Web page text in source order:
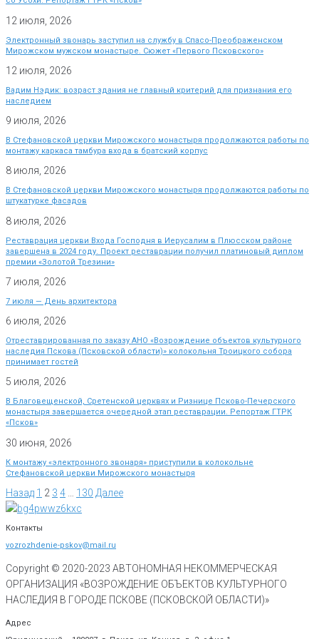
12 июля, 2026
Электронный звонарь заступил на службу в Спасо-Преображенском
Мирожском мужском монастыре. Сюжет «Первого Псковского»
12 июля, 2026
Вадим Нэдик: возраст здания не главный критерий для признания его
наследием
9 июля, 2026
В Стефановской церкви Мирожского монастыря продолжаются работы по
монтажу каркаса тамбура входа в братский корпус
8 июля, 2026
В Стефановской церкви Мирожского монастыря продолжаются работы по
штукатурке фасадов
8 июля, 2026
Реставрация церкви Входа Господня в Иерусалим в Плюсском районе
завершена в 2024 году. Проект реставрации получил платиновый диплом
премии «Золотой Трезини»
7 июля, 2026
7 июля — День архитектора
6 июля, 2026
Отреставрированная по заказу АНО «Возрождение объектов культурного
наследия Пскова (Псковской области)» колокольня Троицкого собора
принимает гостей
5 июля, 2026
В Благовещенской, Сретенской церквях и Ризнице Псково-Печерского
монастыря завершается очередной этап реставрации. Репортаж ГТРК
«Псков»
30 июня, 2026
К монтажу «электронного звонаря» приступили в колокольне
Стефановской церкви Мирожского монастыря
Назад 1 2 3 4 130 Далее
Контакты
vozrozhdenie-pskov@mail.ru
Copyright © 2020-2023 АВТОНОМНАЯ НЕКОММЕРЧЕСКАЯ
ОРГАНИЗАЦИЯ «ВОЗРОЖДЕНИЕ ОБЪЕКТОВ КУЛЬТУРНОГО
НАСЛЕДИЯ В ГОРОДЕ ПСКОВЕ (ПСКОВСКОЙ ОБЛАСТИ)»
Адрес